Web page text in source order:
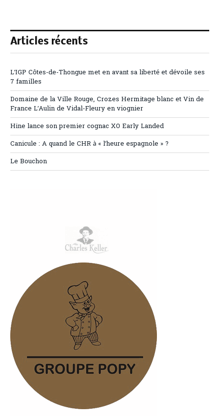
Articles récents
L’IGP Côtes-de-Thongue met en avant sa liberté et dévoile ses
7 familles
Domaine de la Ville Rouge, Crozes Hermitage blanc et Vin de
France L’Aulin de Vidal-Fleury en viognier
Hine lance son premier cognac XO Early Landed
Canicule : A quand le CHR à « l’heure espagnole » ?
Le Bouchon